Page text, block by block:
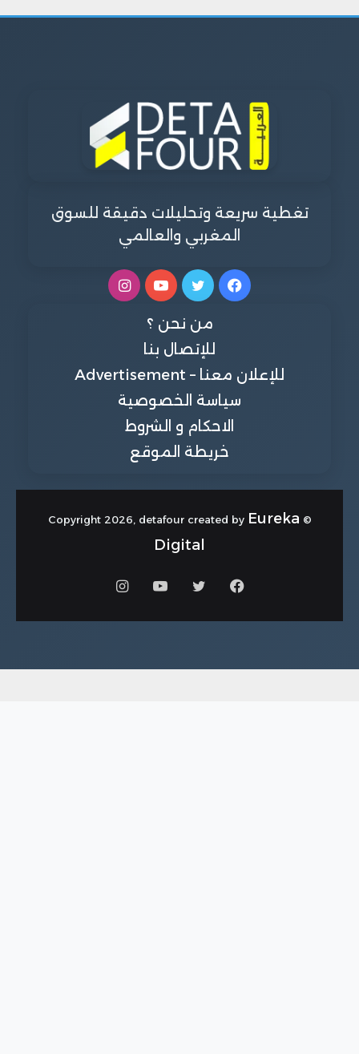
تغطية سريعة وتحليلات دقيقة للسوق
المغربي والعالمي
فيسبوكتويتر يوتيوبانستقرام
من نحن ؟
للإتصال بنا
للإعلان معنا – Advertisement
سياسة الخصوصية
الاحكام و الشروط
خريطة الموقع
© Copyright 2026, detafour created by
Eureka
Digital
فيسبوكتويتر يوتيوبانستقرام